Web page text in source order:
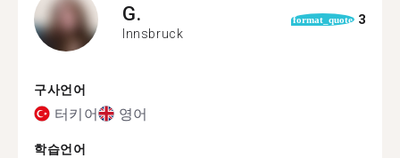
G.
Innsbruck
format_quote 3
구사언어
터키어 영어
학습언어